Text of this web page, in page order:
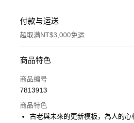
付款与运送
超取满NT$3,000免运
付款方式
信用卡一次付款
LINE Pay
商品特色
商品编号
7813913
商品特色
古老與未來的更新模板，為人的